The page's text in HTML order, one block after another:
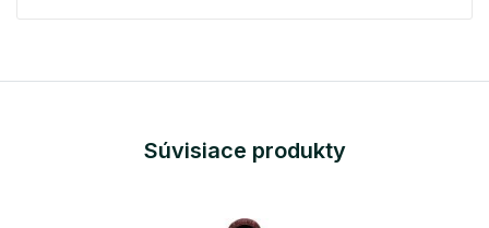
Súvisiace produkty